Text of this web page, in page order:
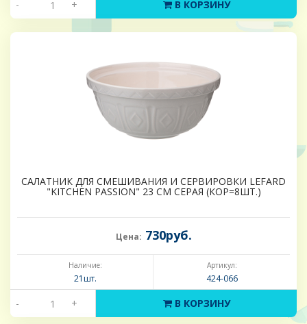
- + В КОРЗИНУ
САЛАТНИК ДЛЯ СМЕШИВАНИЯ И СЕРВИРОВКИ LEFARD
"KITCHEN PASSION" 23 СМ СЕРАЯ (КОР=8ШТ.)
Цена: 730руб.
Наличие:
21шт.
Артикул:
424-066
- + В КОРЗИНУ